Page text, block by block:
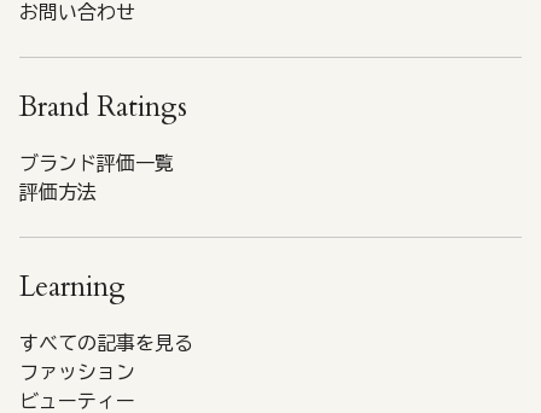
お問い合わせ
Brand Ratings
ブランド評価一覧
評価方法
Learning
すべての記事を見る
ファッション
ビューティー